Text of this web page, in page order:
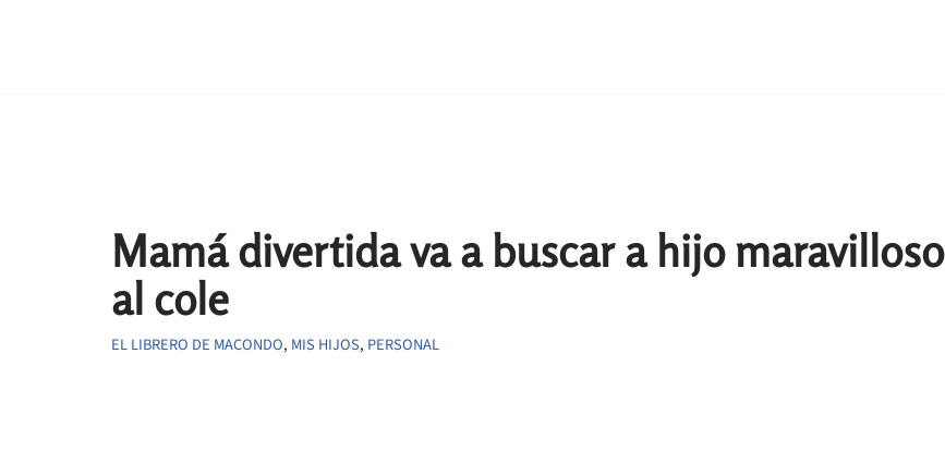
Mamá divertida va a buscar a hijo maravilloso
al cole
EL LIBRERO DE MACONDO, MIS HIJOS, PERSONAL